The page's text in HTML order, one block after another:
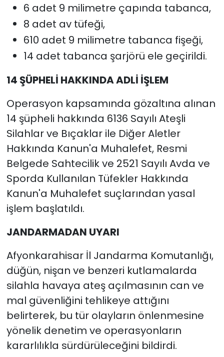
6 adet 9 milimetre çapında tabanca,
8 adet av tüfeği,
610 adet 9 milimetre tabanca fişeği,
14 adet tabanca şarjörü ele geçirildi.
14 ŞÜPHELİ HAKKINDA ADLİ İŞLEM
Operasyon kapsamında gözaltına alınan
14 şüpheli hakkında 6136 Sayılı Ateşli
Silahlar ve Bıçaklar ile Diğer Aletler
Hakkında Kanun'a Muhalefet, Resmi
Belgede Sahtecilik ve 2521 Sayılı Avda ve
Sporda Kullanılan Tüfekler Hakkında
Kanun'a Muhalefet suçlarından yasal
işlem başlatıldı.
JANDARMADAN UYARI
Afyonkarahisar İl Jandarma Komutanlığı,
düğün, nişan ve benzeri kutlamalarda
silahla havaya ateş açılmasının can ve
mal güvenliğini tehlikeye attığını
belirterek, bu tür olayların önlenmesine
yönelik denetim ve operasyonların
kararlılıkla sürdürüleceğini bildirdi.